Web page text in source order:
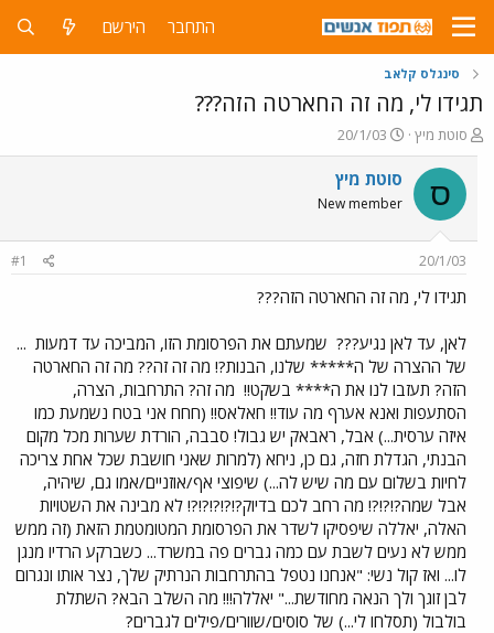
התחבר הירשם
סינגלס קלאב
תגידו לי, מה זה החארטה הזה???
פ
ו
ת
ח
ה
ש
א
סוטת מיץ
פ
ו
ר
ס
ם
ר
20/1/03
ס סוטת מיץ
New member
20/1/03
#1
תגידו לי, מה זה החארטה הזה???
לאן, עד לאן נגיע??? שמעתם את הפרסומת הזו, המביכה עד דמעות ...
של ההצרה של ה***** שלנו, הבנות?! מה זה זה?? מה זה החארטה
הזה? תעזבו לנו את ה**** בשקט!! מה זה? התרחבות, הצרה,
הסתעפות ואנא אערף מה עוד!! חאלאס!! (חחח אני בטח נשמעת כמו
איזה ערסית...) אבל, ראבאק יש גבול! סבבה, הורדת שערות מכל מקום
הבנתי, הגדלת חזה, גם כן, ניחא (למרות שאני חושבת שכל אחת צריכה
לחיות בשלום עם מה שיש לה...) שיפוצי אף/אוזניים/אמו גם, שיהיה,
אבל שמה?!?!?! מה רחב לכם בדיוק?!?!?!?!?! לא מבינה את השטויות
האלה, יאללה שיפסיקו לשדר את הפרסומת המטומטמת הזאת (זה ממש
ממש לא נעים לשבת עם כמה גברים פה במשרד... כשברקע הרדיו מנגן
לו... ואז קול נשי: "אנחנו נטפל בהתרחבות הנרתיק שלך, נצר אותו ונגרום
לבן זוגך ולך הנאה מחודשת..." יאללה!!! מה השלב הבא? השתלת
בולבול (תסלחו לי...) של סוסים/שוורים/פילים לגברים?